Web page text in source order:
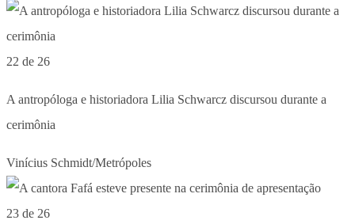
22 de 26
A antropóloga e historiadora Lilia Schwarcz discursou durante a
cerimônia
Vinícius Schmidt/Metrópoles
23 de 26